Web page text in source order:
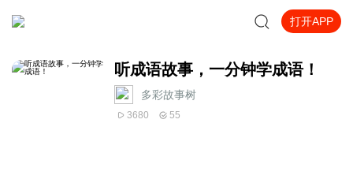
打开APP
听成语故事，一分钟学成语！
多彩故事树
3680 55